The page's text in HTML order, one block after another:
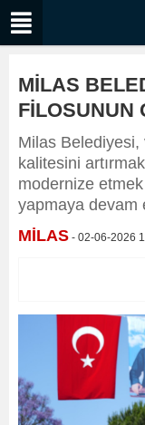
MİLAS
FİLOSUNUN
​Milas
kalitesini
modernize
yapmaya devam
MİLAS - 02-06-2026